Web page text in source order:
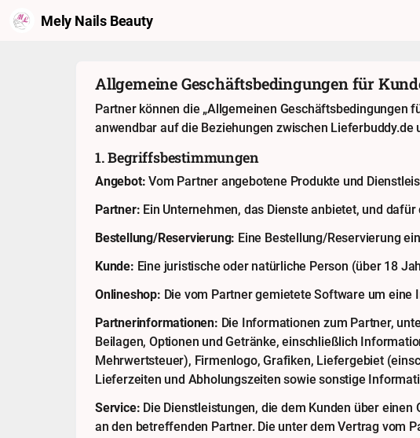
Mely Nails Beauty
Allgemeine Geschäftsbedingungen für
Partner können die „Allgemeinen
anwendbar auf die Beziehungen zwischen Lieferbuddy.de
1. Begriffsbestimmungen
Angebot:Vom Partner angebotene Produkte und
Partner: Ein Unternehmen, das Dienste anbietet, und
Bestellung/Reservierung: Eine Bestellung/Reservierung
Kunde: Eine juristische oder natürliche Person (über 18
Onlineshop: Die vom Partner gemietete Software um
Partnerinformationen: Die Informationen zum Partner,
Beilagen, Optionen und Getränke, einschließlich
Mehrwertsteuer), Firmenlogo, Grafiken, Liefergebiet
Lieferzeiten und Abholungszeiten sowie sonstige
Service: Die Dienstleistungen, die dem Kunden über
an den betreffenden Partner. Die unter dem Vertrag vom